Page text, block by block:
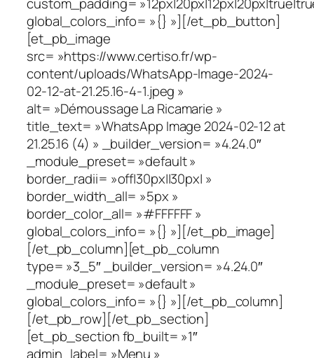
custom_padding=
global_colors_info= »{} »][/et_pb_button]
[et_pb_image
src= »https://www.certiso.fr/wp-
content/uploads/WhatsApp-Image-2024-
02-12-at-21.25.16-4-1.jpeg »
alt= »Démoussage La Ricamarie »
title_text= »WhatsApp Image 2024-02-12 at
21.25.16 (4) » _builder_version= »4.24.0″
_module_preset= »default »
border_radii= »off|30px||30px| »
border_width_all= »5px »
border_color_all= »#FFFFFF »
global_colors_info= »{} »][/et_pb_image]
[/et_pb_column][et_pb_column
type= »3_5″ _builder_version= »4.24.0″
_module_preset= »default »
global_colors_info= »{} »][/et_pb_column]
[/et_pb_row][/et_pb_section]
[et_pb_section fb_built= »1″
admin_label= »Menu »